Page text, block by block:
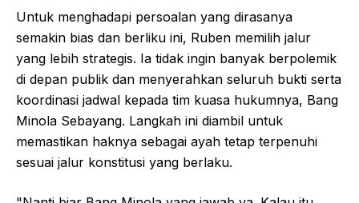
Untuk menghadapi persoalan yang dirasanya
semakin bias dan berliku ini, Ruben memilih jalur
yang lebih strategis. Ia tidak ingin banyak berpolemik
di depan publik dan menyerahkan seluruh bukti serta
koordinasi jadwal kepada tim kuasa hukumnya, Bang
Minola Sebayang. Langkah ini diambil untuk
memastikan haknya sebagai ayah tetap terpenuhi
sesuai jalur konstitusi yang berlaku.